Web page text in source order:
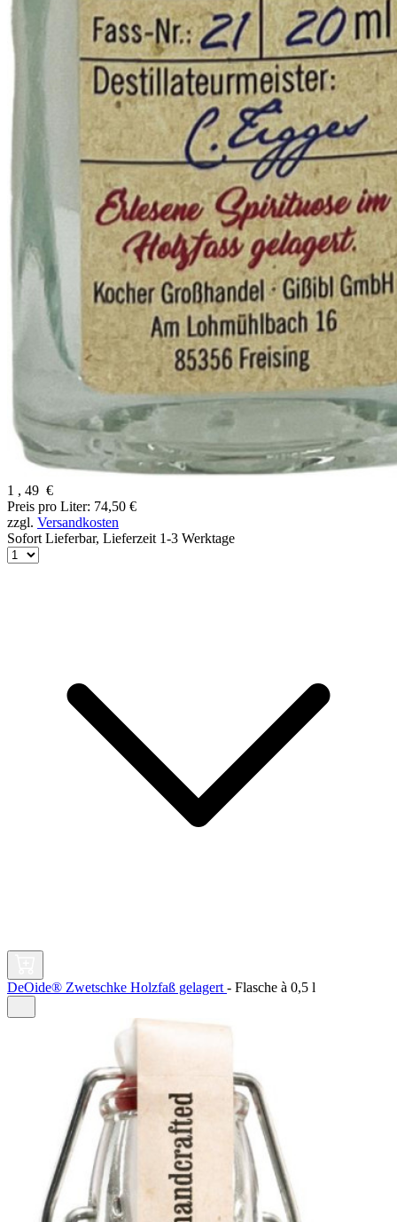
1 , 49 €
Preis pro Liter: 74,50 €
zzgl. Versandkosten
Sofort Lieferbar, Lieferzeit 1-3 Werktage
DeOide® Zwetschke Holzfaß gelagert - Flasche à 0,5 l